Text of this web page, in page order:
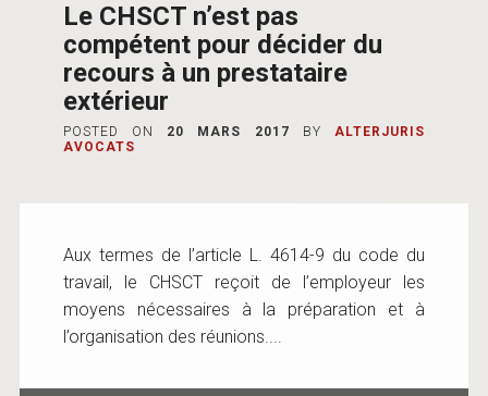
Le CHSCT n’est pas
compétent pour décider du
recours à un prestataire
extérieur
POSTED ON 20 MARS 2017 BY
ALTERJURIS
AVOCATS
Aux termes de l’article L. 4614-9 du code du
travail, le CHSCT reçoit de l’employeur les
moyens nécessaires à la préparation et à
l’organisation des réunions....